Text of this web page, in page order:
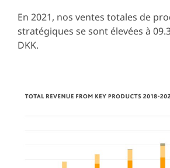
En 2021, nos ventes totales de
stratégiques se sont élevées à
DKK.